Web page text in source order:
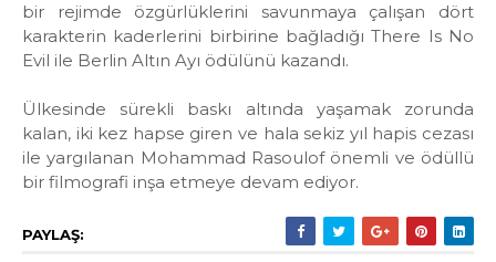
bir rejimde özgürlüklerini savunmaya çalışan dört
karakterin kaderlerini birbirine bağladığı There Is No
Evil ile Berlin Altın Ayı ödülünü kazandı.
Ülkesinde sürekli baskı altında yaşamak zorunda
kalan, iki kez hapse giren ve hala sekiz yıl hapis cezası
ile yargılanan Mohammad Rasoulof önemli ve ödüllü
bir filmografi inşa etmeye devam ediyor.
PAYLAŞ: